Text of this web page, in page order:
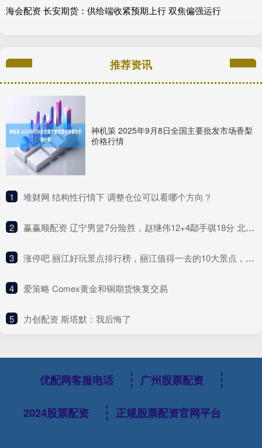
海会配资 长安期货：供给端收紧预期上行 双焦偏强运行
推荐资讯
神机策 2025年9月8日全国主要批发市场香梨
价格行情
1 ​堆财网 结构性行情下 调整仓位可以看哪个方向？
2 ​赢赢顺配资 辽宁男篮7分险胜，赵继伟12+4鄢手骐18分 北控新后场双枪合砍41分
3 ​涨停吧 丽江好玩景点排行榜，丽江值得一去的10大景点，全部去过才算真正玩转丽江！
4 ​爱策略 Comex黄金和铜期货恢复交易
5 ​力创配资 斯塔默：我后悔了
优配网客服电话 广州股票配资
2024股票配资 正规股票配资官网平台